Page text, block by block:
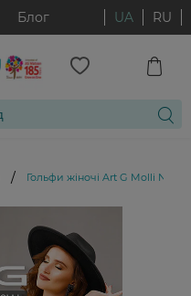
Блог UA RU
/ Гольфи жіночі Art G Molli Nero